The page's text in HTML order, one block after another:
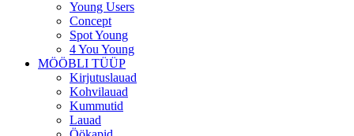
Young Users
Concept
Spot Young
4 You Young
MÖÖBLI TÜÜP
Kirjutuslauad
Kohvilauad
Kummutid
Lauad